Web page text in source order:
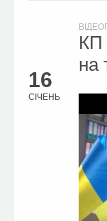
16
СІЧЕНЬ
КП
на